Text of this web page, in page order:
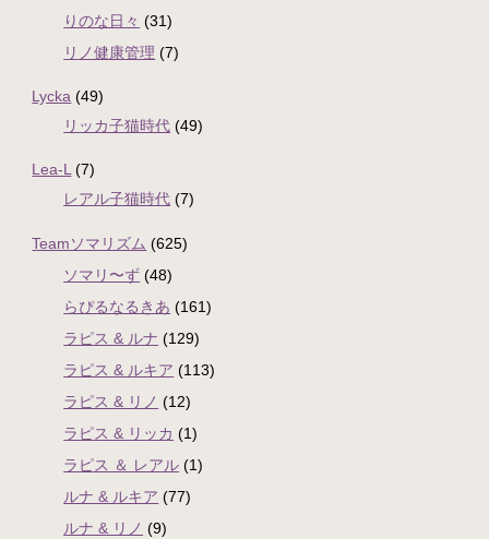
りのな日々 (31)
リノ健康管理 (7)
Lycka (49)
リッカ子猫時代 (49)
Lea-L (7)
レアル子猫時代 (7)
Teamソマリズム (625)
ソマリ〜ず (48)
らぴるなるきあ (161)
ラピス & ルナ (129)
ラピス & ルキア (113)
ラピス & リノ (12)
ラピス & リッカ (1)
ラピス ＆ レアル (1)
ルナ & ルキア (77)
ルナ & リノ (9)